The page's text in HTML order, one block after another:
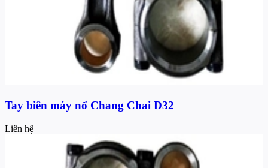
Tay biên máy nổ Chang Chai D32
Liên hệ